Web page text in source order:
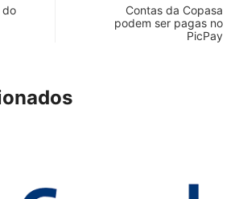
do
Contas da Copasa
podem ser pagas no
PicPay